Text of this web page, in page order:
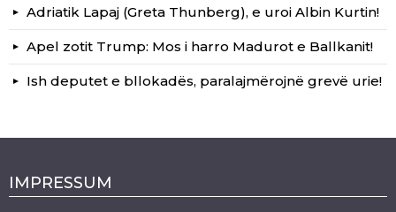
Adriatik Lapaj (Greta Thunberg), e uroi Albin Kurtin!
Apel zotit Trump: Mos i harro Madurot e Ballkanit!
Ish deputet e bllokadës, paralajmërojnë grevë urie!
IMPRESSUM